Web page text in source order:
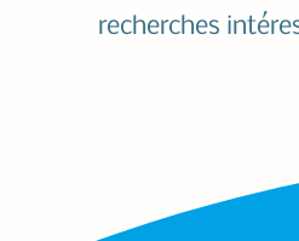
recherches